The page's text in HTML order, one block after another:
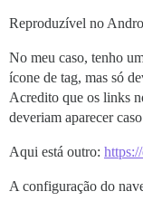
Reproduzível no
No meu caso, tenho
ícone de tag, mas só
Acredito que os links
deveriam aparecer
Aqui está outro:
A configuração do